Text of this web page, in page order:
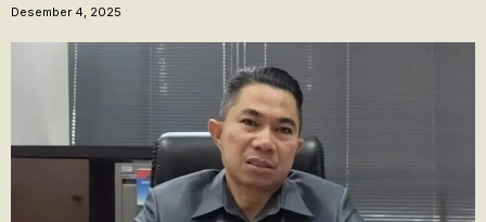
Desember 4, 2025